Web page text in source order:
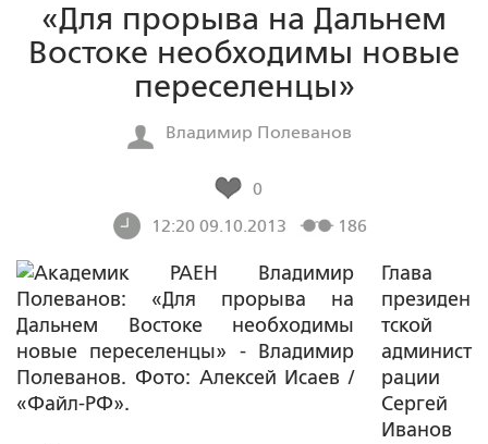
«Для прорыва на Дальнем
Востоке необходимы новые
переселенцы»
Владимир Полеванов
0
12:20 09.10.2013
186
Глава
президен
тской
админист
рации
Сергей
Иванов